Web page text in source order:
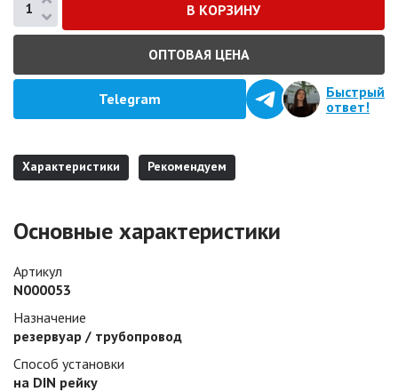
ОПТОВАЯ ЦЕНА
Telegram
Быстрый
ответ!
Характеристики Рекомендуем
Основные характеристики
Артикул
N000053
Назначение
резервуар / трубопровод
Способ установки
на DIN рейку